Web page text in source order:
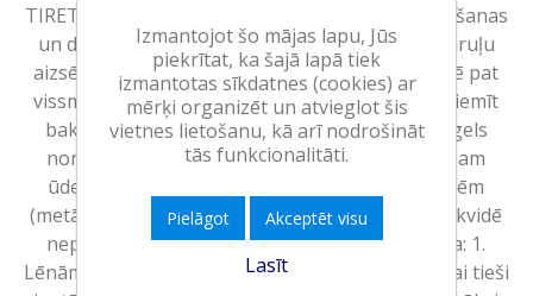
TIRET PROFFESSIONAL, kanalizācijas cauruļu tīrīšanas
un dezinfekcijas līdzeklis, 1L<BR>Biezs gēls cauruļu
aizsērējumu likvidēšanai un dezinfekcijai. Likvidē pat
vissmagākos notekcauruļu aizsprostojumus. •Piemīt
baktericīdas un fungicīdas īpašības. •Smagais gels
nonāk pie aizsprostojuma iztekot cauri stāvošam
ūdenim. •Piemērots un drošs visu veidu caurulēm
(metāla un plastmasas). •Iznīcina baktērijas un likvidē
nepatīkamu smaku.<BR>Lietošanas instrukcija: 1.
Lēnām ielejiet 500 ml gela kanalizācijas notekā vai tieši
Izmantojot šo mājas lapu, Jūs
piekrītat, ka šajā lapā tiek
izmantotas sīkdatnes (cookies) ar
mērķi organizēt un atvieglot šis
vietnes lietošanu, kā arī nodrošināt
tās funkcionalitāti.
Pielāgot Akceptēt visu
Lasīt